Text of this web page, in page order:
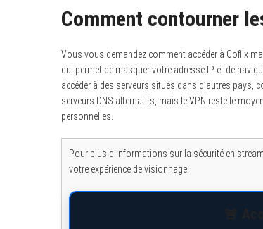
Comment contourner
Vous vous demandez comment accéder à Coflix
qui permet de masquer votre adresse IP et de
accéder à des serveurs situés dans d’autres pays,
serveurs DNS alternatifs, mais le VPN reste le
personnelles.
Pour plus d’informations sur la sécurité en
votre expérience de visionnage.